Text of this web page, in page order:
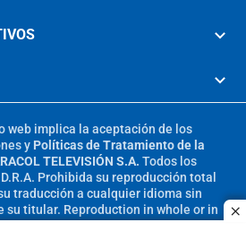
web implica la aceptación de los
y Políticas de Tratamiento de la
TELEVISIÓN S.A. Todos los
Prohibida su reproducción total
traducción a cualquier idioma sin
su titular. Reproduction in whole or in